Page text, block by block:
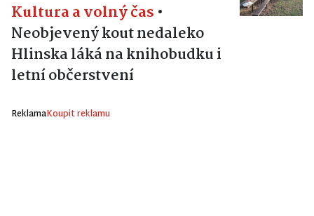
Kultura a volný čas •
Neobjevený kout nedaleko
Hlinska láká na knihobudku i
letní občerstvení
ReklamaKoupit reklamu